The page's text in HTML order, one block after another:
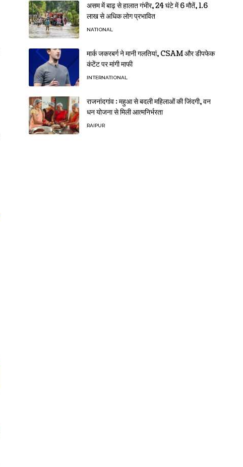
असम में बाढ़ से हालात गंभीर, 24 घंटे में 6 मौतें, 1.6
लाख से अधिक लोग प्रभावित
NATIONAL
मार्क जकरबर्ग ने मानी गलतियां, CSAM और डीपफेक
कंटेंट पर मांगी माफी
INTERNATIONAL
राजनांदगांव : महुआ से बदली महिलाओं की जिंदगी, वन
धन योजना से मिली आत्मनिर्भरता
RAIPUR